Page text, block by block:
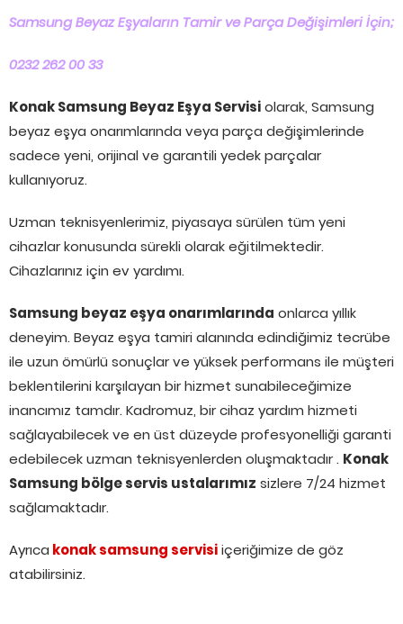
Samsung Beyaz Eşyaların Tamir ve Parça Değişimleri İçin;
0232 262 00 33
Konak Samsung Beyaz Eşya Servisiolarak, Samsung
beyaz eşya onarımlarında veya parça değişimlerinde
sadece yeni, orijinal ve garantili yedek parçalar
kullanıyoruz.
Uzman teknisyenlerimiz, piyasaya sürülen tüm yeni
cihazlar konusunda sürekli olarak eğitilmektedir.
Cihazlarınız için ev yardımı.
Samsung beyaz eşya onarımlarında onlarca yıllık
deneyim. Beyaz eşya tamiri alanında edindiğimiz tecrübe
ile uzun ömürlü sonuçlar ve yüksek performans ile müşteri
beklentilerini karşılayan bir hizmet sunabileceğimize
inancımız tamdır. Kadromuz, bir cihaz yardım hizmeti
sağlayabilecek ve en üst düzeyde profesyonelliği garanti
edebilecek uzman teknisyenlerden oluşmaktadır . Konak
Samsung bölge servis ustalarımız sizlere 7/24 hizmet
sağlamaktadır.
Ayrıca konak samsung servisiiçeriğimize de göz
atabilirsiniz.